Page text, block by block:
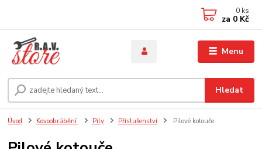
Menu
Hledat
0 ks
za 0 Kč
Úvod Kovoobrábění Pily Příslušenství Pilové kotouče